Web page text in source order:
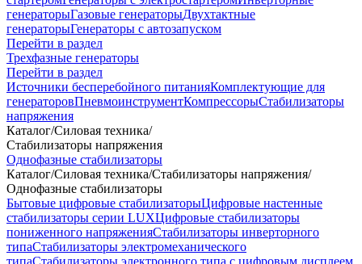
генераторыГазовые генераторыДвухтактные
генераторыГенераторы с автозапуском
Перейти в раздел
Трехфазные генераторы
Перейти в раздел
Источники бесперебойного питанияКомплектующие для
генераторовПневмоинструментКомпрессорыСтабилизаторы
напряжения
Каталог/Силовая техника/
Стабилизаторы напряжения
Однофазные стабилизаторы
Каталог/Силовая техника/Стабилизаторы напряжения/
Однофазные стабилизаторы
Бытовые цифровые стабилизаторыЦифровые настенные
стабилизаторы серии LUXЦифровые стабилизаторы
пониженного напряженияСтабилизаторы инверторного
типаСтабилизаторы электромеханического
типаСтабилизаторы электронного типа с цифровым дисплеем